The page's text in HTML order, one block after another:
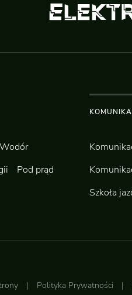
Wodór
Pod prąd
Szkoła
| Polityka Prywatności |